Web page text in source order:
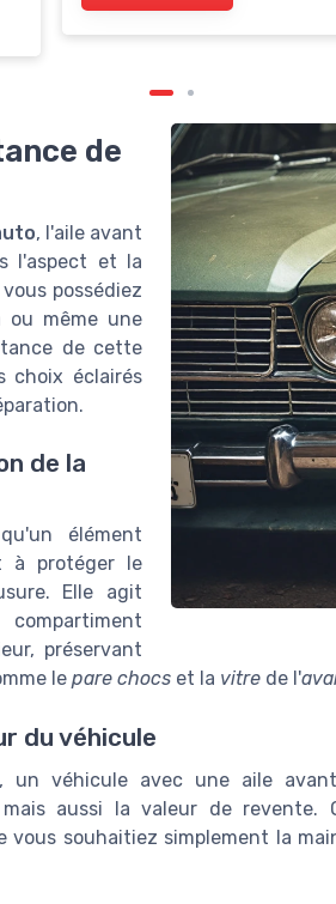
de
, l'aile avant
l'aspect et la
possédiez
ou même une
de cette
choix éclairés
de la
élément
à protéger le
Elle agit
préservant
le pare chocs et la vitre de l'
du véhicule
un véhicule avec une aile
mais aussi la valeur de revente.
vous souhaitiez simplement la